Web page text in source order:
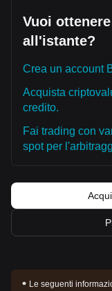
Vuoi
all'istante?
Crea un account
Acquista
credito.
Fai trading con
spot per
Le seguenti